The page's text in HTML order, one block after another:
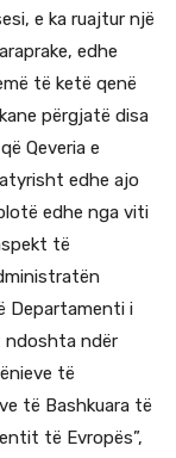
e ka ruajtur një
edhe
të ketë qenë
përgjatë disa
Qeveria e
edhe ajo
edhe nga viti
të
Departamenti i
ndër
të
të Bashkuara të
të Evropës”,